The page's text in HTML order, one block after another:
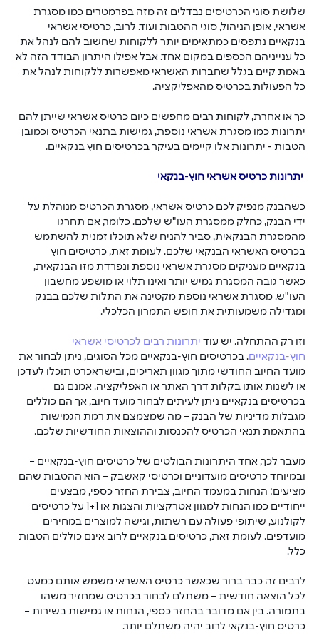
שלושת סוגי הכרטיסים נבדלים זה מזה בפרמטרים כמו מסגרת
אשראי, אופן הניהול, סוגי ההטבות ועוד. לרוב, כרטיסי אשראי
בנקאיים נתפסים כמתאימים יותר ללקוחות שחשוב להם לנהל את
כל ענייניהם הכספים במקום אחד. אבל אפילו היתרון הבודד הזה לא
באמת קיים בגלל שחברות האשראי מאפשרות ללקוחות לנהל את
כל הפעולות בכרטיס מהאפליקציה.
כך או אחרת, לקוחות רבים מחפשים כיום כרטיס אשראי שייתן להם
יתרונות כמו מסגרת אשראי נוספת, גמישות בתנאי הכרטיס וכמובן
הטבות - יתרונות אלו קיימים בעיקר בכרטיסים חוץ בנקאיים.
כשהבנק מנפיק לכם כרטיס אשראי, מסגרת הכרטיס מנוהלת על
ידי הבנק, כחלק ממסגרת העו"ש שלכם. כלומר, אם תחרגו
מהמסגרת הבנקאית, סביר להניח שלא תוכלו זמנית להשתמש
בכרטיס האשראי הבנקאי שלכם. לעומת זאת, כרטיסים חוץ
בנקאיים מעניקים מסגרת אשראי נוספת ונפרדת מזו הבנקאית,
כאשר גובה המסגרת גמיש יותר ואינו תלוי או מושפע מחשבון
העו"ש. מסגרת אשראי נוספת מקטינה את התלות שלכם בבנק
ומגדילה משמעותית את חופש התמרון הכלכלי.
וזו רק ההתחלה. יש עוד יתרונות רבים לכרטיסי אשראי
חוץ-בנקאיים. בכרטיסים חוץ-בנקאיים מכל הסוגים, ניתן לבחור את
מועד החיוב החודשי מתוך מגוון תאריכים, ובישראכרט תוכלו לעדכן
או לשנות אותו בקלות דרך האתר או האפליקציה. אמנם גם
בכרטיסים בנקאיים ניתן לעיתים לבחור מועד חיוב, אך הם כוללים
מגבלות מדיניות של הבנק – מה שמצמצם את רמת הגמישות
בהתאמת תנאי הכרטיס להכנסות וההוצאות החודשיות שלכם.
מעבר לכך, אחד היתרונות הבולטים של כרטיסים חוץ-בנקאיים –
ובמיוחד כרטיסים מועדוניים וכרטיסי קאשבק – הוא ההטבות שהם
מציעים: הנחות במעמד החיוב, צבירת החזר כספי, מבצעים
ייחודיים כמו הנחות למגוון אטרקציות והצגות או 1+1 על כרטיסים
לקולנוע, שיתופי פעולה עם רשתות, וגישה למוצרים במחירים
מועדפים. לעומת זאת, כרטיסים בנקאיים לרוב אינם כוללים הטבות
כלל.
לרבים זה כבר ברור שכאשר כרטיס האשראי משמש אותם כמעט
לכל הוצאה חודשית – משתלם לבחור בכרטיס שמחזיר משהו
בתמורה. בין אם מדובר בהחזר כספי, הנחות או גמישות בשירות –
כרטיס חוץ-בנקאי לרוב יהיה משתלם יותר.